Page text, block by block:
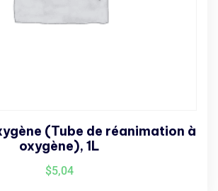
(Tube de réanimation à
oxygène), 1L
$5,04